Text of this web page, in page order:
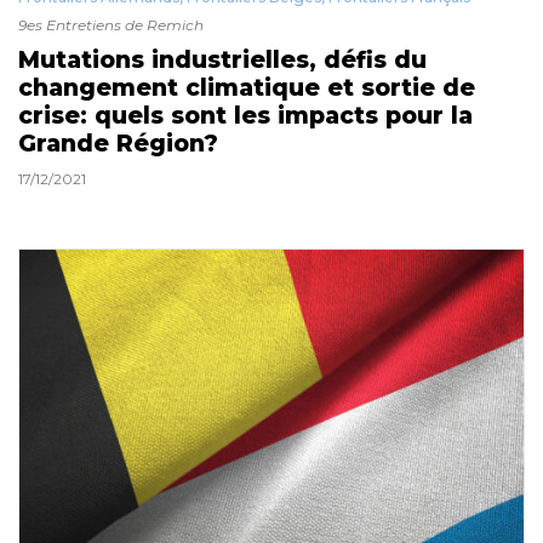
9es Entretiens de Remich
Mutations industrielles, défis du
changement climatique et sortie de
crise: quels sont les impacts pour la
Grande Région?
17/12/2021